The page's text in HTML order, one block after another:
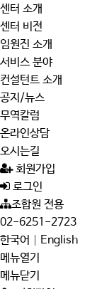
센터 소개
센터 비전
임원진 소개
서비스 분야
컨설턴트 소개
공지/뉴스
무역칼럼
온라인상담
오시는길
회원가입
로그인
조합원 전용
02-6251-2723
한국어
English
메뉴열기
메뉴닫기